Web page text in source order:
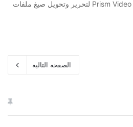
تحميل برنامج Prism Video File Converter لتحرير وتحويل صيغ ملفات
الصفحة التالية